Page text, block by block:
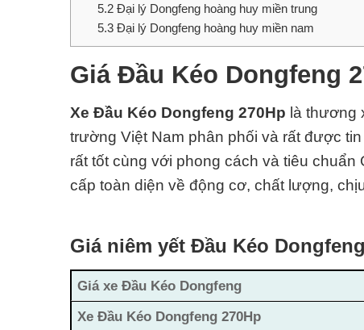
5.2Đại lý Dongfeng hoàng huy miền trung
5.3Đại lý Dongfeng hoàng huy miền nam
Giá Đầu Kéo Dongfeng
Xe Đầu Kéo Dongfeng 270Hp là thương
trường Việt Nam phân phối và rất được
rất tốt cùng với phong cách và tiêu chuẩn
cấp toàn diện về động cơ, chất lượng,
Giá niêm yết Đầu Kéo
Giá xe Đầu Kéo Dongfeng
Xe Đầu Kéo Dongfeng 270Hp